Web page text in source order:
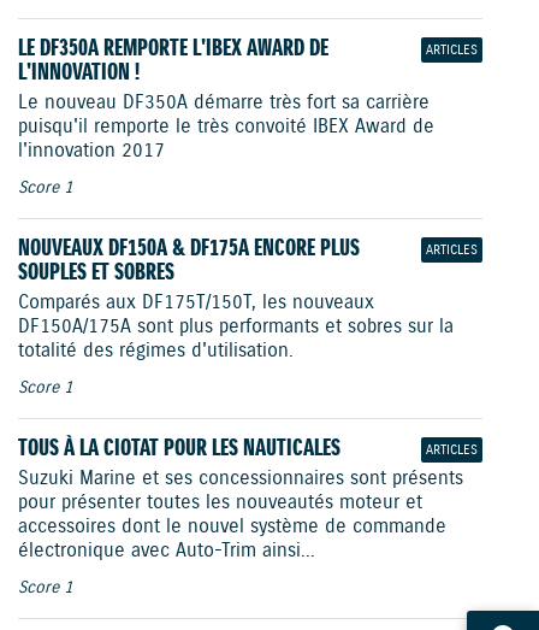
ARTICLES
LE DF350A REMPORTE L'IBEX AWARD DE
L'INNOVATION !
Le nouveau DF350A démarre très fort sa carrière
puisqu'il remporte le très convoité IBEX Award de
l'innovation 2017
Score 1
ARTICLES
NOUVEAUX DF150A & DF175A ENCORE PLUS
SOUPLES ET SOBRES
Comparés aux DF175T/150T, les nouveaux
DF150A/175A sont plus performants et sobres sur la
totalité des régimes d'utilisation.
Score 1
ARTICLES
TOUS À LA CIOTAT POUR LES NAUTICALES
Suzuki Marine et ses concessionnaires sont présents
pour présenter toutes les nouveautés moteur et
accessoires dont le nouvel système de commande
électronique avec Auto-Trim ainsi...
Score 1